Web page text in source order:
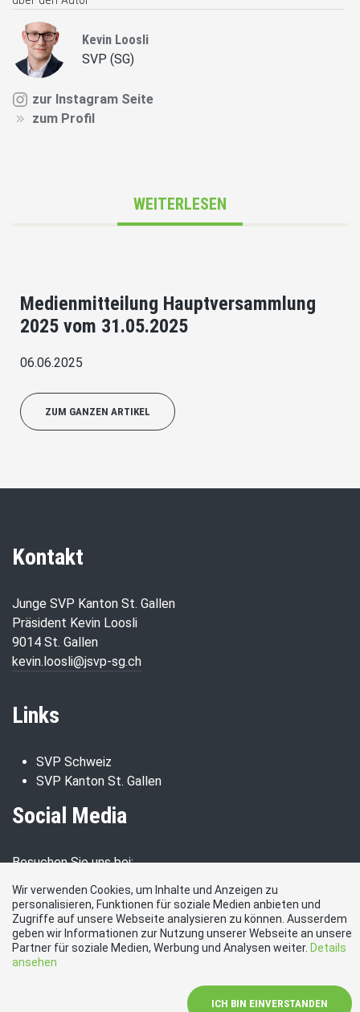
Kevin Loosli
SVP (SG)
zur Instagram Seite
zum Profil
WEITERLESEN
Medienmitteilung Hauptversammlung
2025 vom 31.05.2025
06.06.2025
ZUM GANZEN ARTIKEL
Kontakt
Junge SVP Kanton St. Gallen
Präsident Kevin Loosli
9014 St. Gallen
kevin.loosli@jsvp-sg.ch
Links
SVP Schweiz
SVP Kanton St. Gallen
Social Media
Besuchen Sie uns bei:
Wir verwenden Cookies, um Inhalte und Anzeigen zu
personalisieren, Funktionen für soziale Medien anbieten und
Zugriffe auf unsere Webseite analysieren zu können. Ausserdem
geben wir Informationen zur Nutzung unserer Webseite an unsere
Partner für soziale Medien, Werbung und Analysen weiter. Details
ansehen
ICH BIN EINVERSTANDEN